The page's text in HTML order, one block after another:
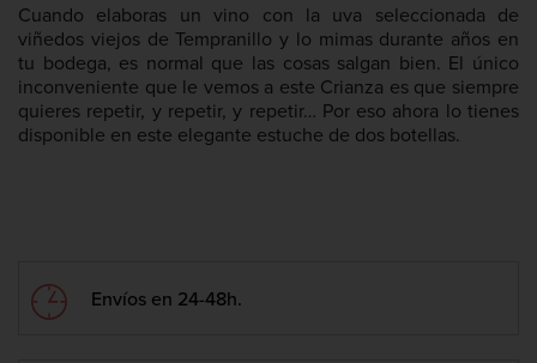
Cuando elaboras un vino con la uva seleccionada de
viñedos viejos de Tempranillo y lo mimas durante años en
tu bodega, es normal que las cosas salgan bien. El único
inconveniente que le vemos a este Crianza es que siempre
quieres repetir, y repetir, y repetir… Por eso ahora lo tienes
disponible en este elegante estuche de dos botellas.
Envíos en 24-48h.